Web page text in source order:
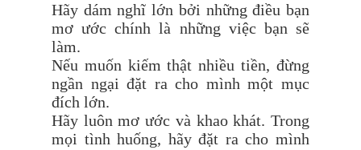
Hãy dám nghĩ lớn bởi những điều bạn
mơ ước chính là những việc bạn sẽ
làm.
Nếu muốn kiếm thật nhiều tiền, đừng
ngần ngại đặt ra cho mình một mục
đích lớn.
Hãy luôn mơ ước và khao khát. Trong
mọi tình huống, hãy đặt ra cho mình